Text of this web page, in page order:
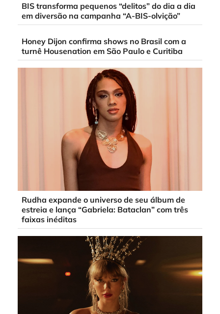
BIS transforma pequenos “delitos” do dia a dia
em diversão na campanha “A-BIS-olvição”
Honey Dijon confirma shows no Brasil com a
turnê Housenation em São Paulo e Curitiba
Rudha expande o universo de seu álbum de
estreia e lança “Gabriela: Bataclan” com três
faixas inéditas